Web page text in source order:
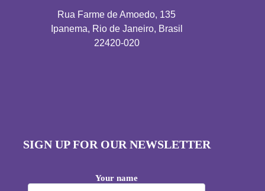
Rua Farme de Amoedo, 135
Ipanema, Rio de Janeiro, Brasil
22420-020
SIGN UP FOR OUR NEWSLETTER
Your name